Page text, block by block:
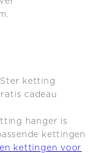
ketting
cadeau
hanger is
kettingen
kettingen voor